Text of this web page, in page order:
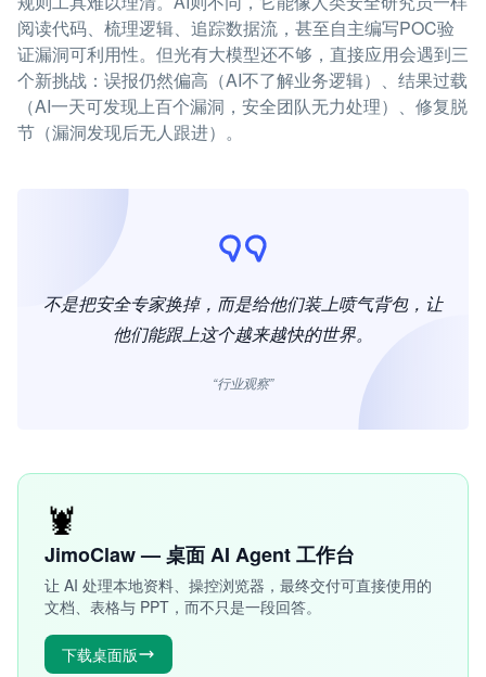
阅读代码、梳理逻辑、追踪数据流，甚至自主编写POC验
证漏洞可利用性。但光有大模型还不够，直接应用会遇到三
个新挑战：误报仍然偏高（AI不了解业务逻辑）、结果过载
（AI一天可发现上百个漏洞，安全团队无力处理）、修复脱
节（漏洞发现后无人跟进）。
不是把安全专家换掉，而是给他们装上喷气背包，让
他们能跟上这个越来越快的世界。
“行业观察”
🦞
JimoClaw — 桌面 AI Agent 工作台
让 AI 处理本地资料、操控浏览器，最终交付可直接使用的
文档、表格与 PPT，而不只是一段回答。
下载桌面版